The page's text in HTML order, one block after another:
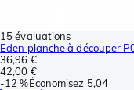
15 évaluations
Eden planche à découper
36,96 €
42,00 €
-12 %Économisez 5,04